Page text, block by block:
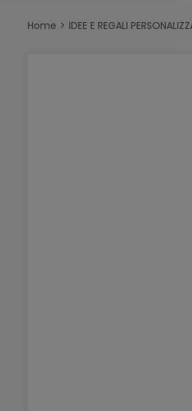
Home IDEE E REGALI